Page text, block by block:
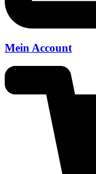
Mein Account